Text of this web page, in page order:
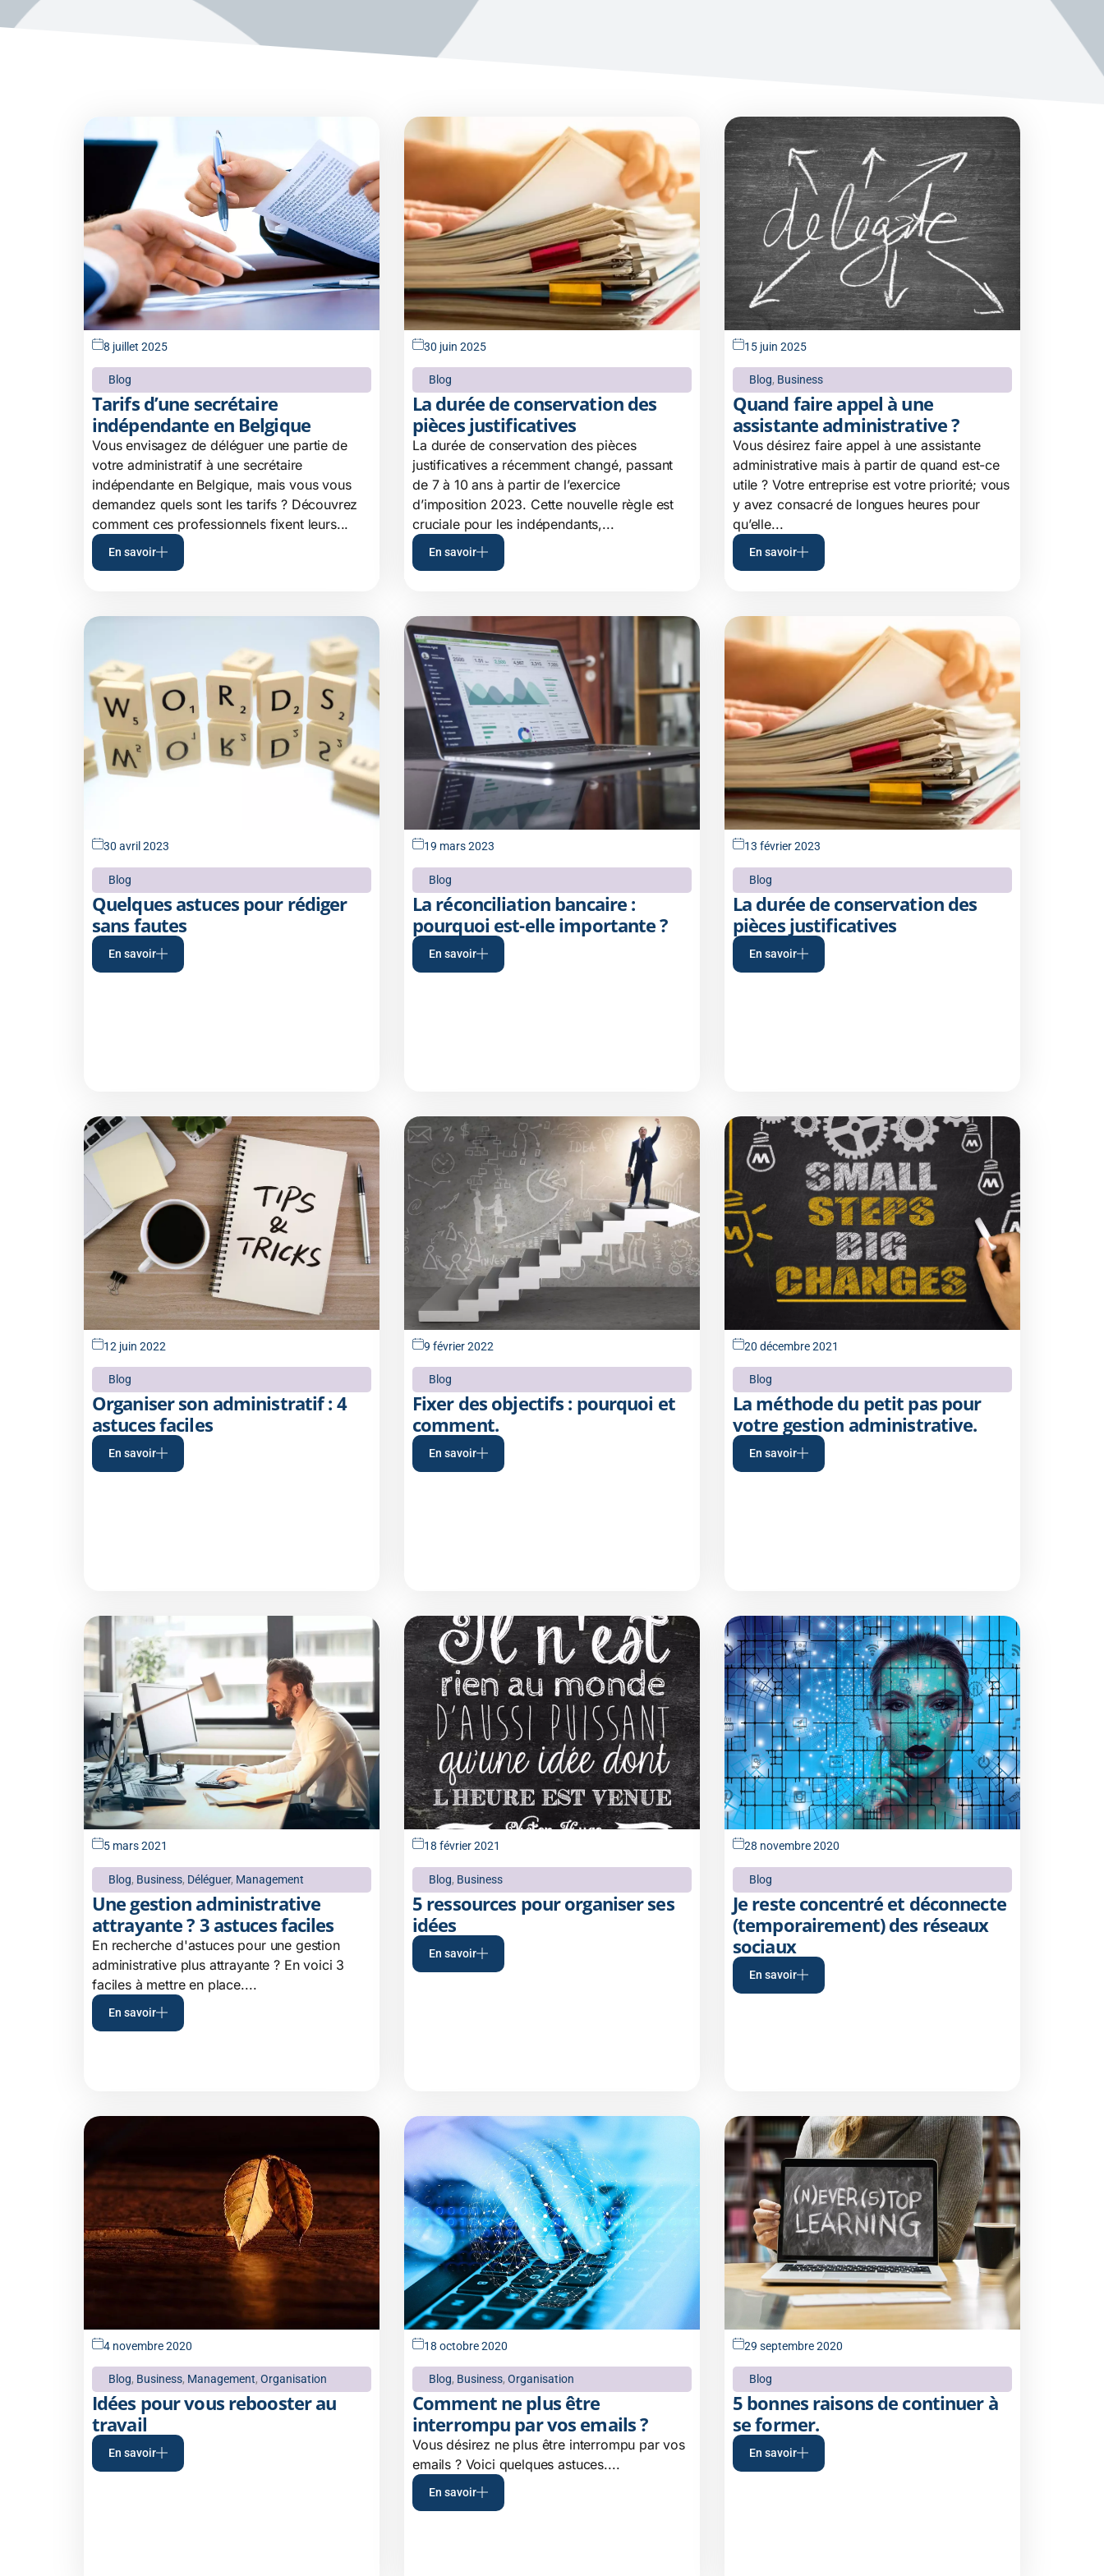
8 juillet 2025
Blog
Tarifs d’une secrétaire
indépendante en Belgique
Vous envisagez de déléguer une partie de
votre administratif à une secrétaire
indépendante en Belgique, mais vous vous
demandez quels sont les tarifs ? Découvrez
comment ces professionnels fixent leurs...
En savoir
30 juin 2025
Blog
La durée de conservation des
pièces justificatives
La durée de conservation des pièces
justificatives a récemment changé, passant
de 7 à 10 ans à partir de l’exercice
d’imposition 2023. Cette nouvelle règle est
cruciale pour les indépendants,...
En savoir
15 juin 2025
Blog, Business
Quand faire appel à une
assistante administrative ?
Vous désirez faire appel à une assistante
administrative mais à partir de quand est-ce
utile ? Votre entreprise est votre priorité; vous
y avez consacré de longues heures pour
qu’elle...
En savoir
30 avril 2023
Blog
Quelques astuces pour rédiger
sans fautes
En savoir
19 mars 2023
Blog
La réconciliation bancaire :
pourquoi est-elle importante ?
En savoir
13 février 2023
Blog
La durée de conservation des
pièces justificatives
En savoir
12 juin 2022
Blog
Organiser son administratif : 4
astuces faciles
En savoir
9 février 2022
Blog
Fixer des objectifs : pourquoi et
comment.
En savoir
20 décembre 2021
Blog
La méthode du petit pas pour
votre gestion administrative.
En savoir
5 mars 2021
Blog, Business, Déléguer, Management
Une gestion administrative
attrayante ? 3 astuces faciles
En recherche d'astuces pour une gestion
administrative plus attrayante ? En voici 3
faciles à mettre en place....
En savoir
18 février 2021
Blog, Business
5 ressources pour organiser ses
idées
En savoir
28 novembre 2020
Blog
Je reste concentré et déconnecte
(temporairement) des réseaux
sociaux
En savoir
4 novembre 2020
Blog, Business, Management, Organisation
Idées pour vous rebooster au
travail
En savoir
18 octobre 2020
Blog, Business, Organisation
Comment ne plus être
interrompu par vos emails ?
Vous désirez ne plus être interrompu par vos
emails ? Voici quelques astuces....
En savoir
29 septembre 2020
Blog
5 bonnes raisons de continuer à
se former.
En savoir